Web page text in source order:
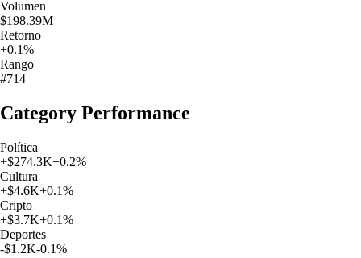
Volumen
$198.39M
Retorno
+0.1%
Rango
#714
Category Performance
Política
+$274.3K+0.2%
Cultura
+$4.6K+0.1%
Cripto
+$3.7K+0.1%
Deportes
-$1.2K-0.1%